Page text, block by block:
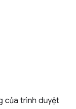
của trình duyệt